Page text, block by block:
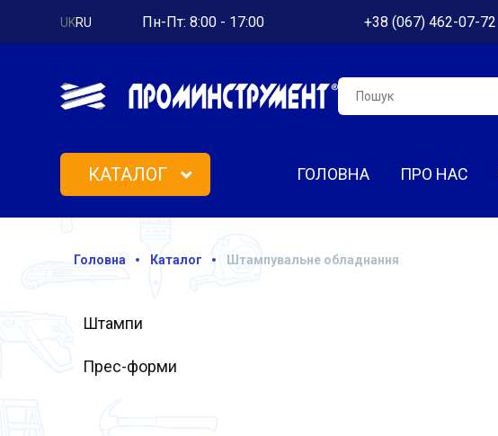
UKRU Пн-Пт: 8:00 - 17:00 +38 (067) 462-07-72
КАТАЛОГ ГОЛОВНА ПРО НАС
Головна Каталог Штампувальне обладнання
Штампи
Прес-форми